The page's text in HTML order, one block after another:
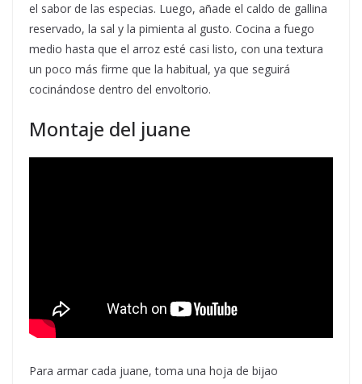
el sabor de las especias. Luego, añade el caldo de gallina
reservado, la sal y la pimienta al gusto. Cocina a fuego
medio hasta que el arroz esté casi listo, con una textura
un poco más firme que la habitual, ya que seguirá
cocinándose dentro del envoltorio.
Montaje del juane
Para armar cada juane, toma una hoja de bijao